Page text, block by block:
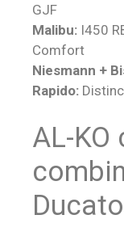
GJF
Malibu: I450
Comfort
Niesmann +
Rapido:
AL-KO
Ducato